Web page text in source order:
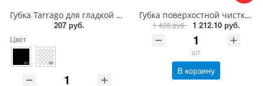
Губка Tarrago для гладкой кожи силикон1
207 руб.
Цвет
Губка поверхостной чистки замши, велюра Saphir Nettoyant cleaner
1 426 руб. 1 212.10 руб.
шт
В корзину